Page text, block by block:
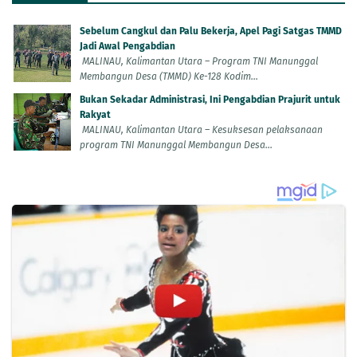
Sebelum Cangkul dan Palu Bekerja, Apel Pagi Satgas TMMD
Jadi Awal Pengabdian
MALINAU, Kalimantan Utara – Program TNI Manunggal
Membangun Desa (TMMD) Ke-128 Kodim...
Bukan Sekadar Administrasi, Ini Pengabdian Prajurit untuk
Rakyat
MALINAU, Kalimantan Utara – Kesuksesan pelaksanaan
program TNI Manunggal Membangun Desa...